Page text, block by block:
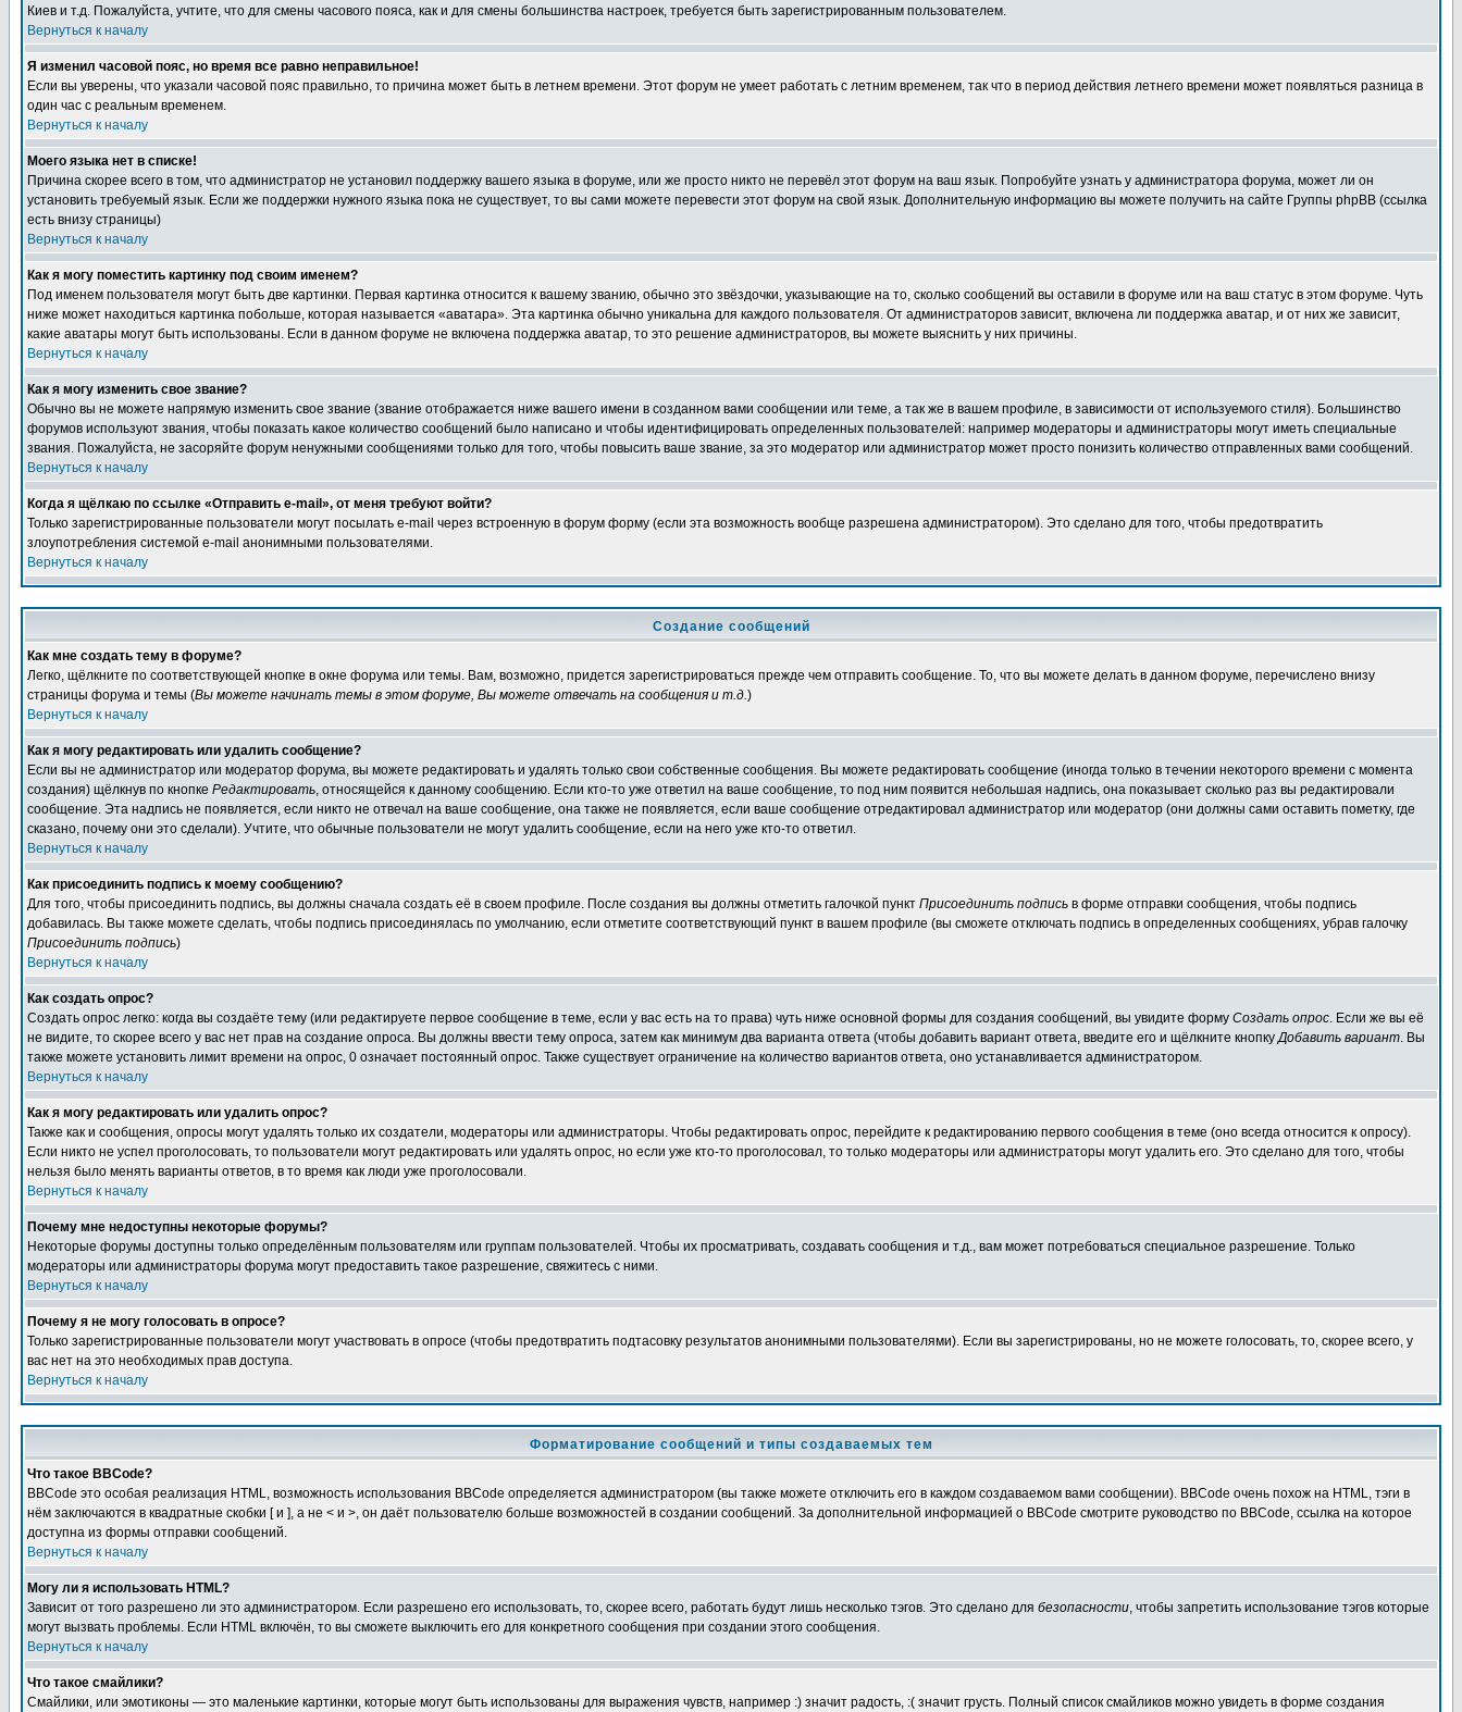
Киев и т.д. Пожалуйста, учтите, что для смены часового пояса, как и для смены большинства настроек, требуется быть зарегистрированным пользователем.
Вернуться к началу
Я изменил часовой пояс, но время все равно неправильное!
Если вы уверены, что указали часовой пояс правильно, то причина может быть в летнем времени. Этот форум не умеет работать с летним временем, так что в период действия летнего времени может появляться разница в
один час с реальным временем.
Вернуться к началу
Моего языка нет в списке!
Причина скорее всего в том, что администратор не установил поддержку вашего языка в форуме, или же просто никто не перевёл этот форум на ваш язык. Попробуйте узнать у администратора форума, может ли он
установить требуемый язык. Если же поддержки нужного языка пока не существует, то вы сами можете перевести этот форум на свой язык. Дополнительную информацию вы можете получить на сайте Группы phpBB (ссылка
есть внизу страницы)
Вернуться к началу
Как я могу поместить картинку под своим именем?
Под именем пользователя могут быть две картинки. Первая картинка относится к вашему званию, обычно это звёздочки, указывающие на то, сколько сообщений вы оставили в форуме или на ваш статус в этом форуме. Чуть
ниже может находиться картинка побольше, которая называется «аватара». Эта картинка обычно уникальна для каждого пользователя. От администраторов зависит, включена ли поддержка аватар, и от них же зависит,
какие аватары могут быть использованы. Если в данном форуме не включена поддержка аватар, то это решение администраторов, вы можете выяснить у них причины.
Вернуться к началу
Как я могу изменить свое звание?
Обычно вы не можете напрямую изменить свое звание (звание отображается ниже вашего имени в созданном вами сообщении или теме, а так же в вашем профиле, в зависимости от используемого стиля). Большинство
форумов используют звания, чтобы показать какое количество сообщений было написано и чтобы идентифицировать определенных пользователей: например модераторы и администраторы могут иметь специальные
звания. Пожалуйста, не засоряйте форум ненужными сообщениями только для того, чтобы повысить ваше звание, за это модератор или администратор может просто понизить количество отправленных вами сообщений.
Вернуться к началу
Когда я щёлкаю по ссылке «Отправить e-mail», от меня требуют войти?
Только зарегистрированные пользователи могут посылать e-mail через встроенную в форум форму (если эта возможность вообще разрешена администратором). Это сделано для того, чтобы предотвратить
злоупотребления системой e-mail анонимными пользователями.
Вернуться к началу
Создание сообщений
Как мне создать тему в форуме?
Легко, щёлкните по соответствующей кнопке в окне форума или темы. Вам, возможно, придется зарегистрироваться прежде чем отправить сообщение. То, что вы можете делать в данном форуме, перечислено внизу
страницы форума и темы (Вы можете начинать темы в этом форуме, Вы можете отвечать на сообщения и т.д.)
Вернуться к началу
Как я могу редактировать или удалить сообщение?
Если вы не администратор или модератор форума, вы можете редактировать и удалять только свои собственные сообщения. Вы можете редактировать сообщение (иногда только в течении некоторого времени с момента
создания) щёлкнув по кнопке Редактировать, относящейся к данному сообщению. Если кто-то уже ответил на ваше сообщение, то под ним появится небольшая надпись, она показывает сколько раз вы редактировали
сообщение. Эта надпись не появляется, если никто не отвечал на ваше сообщение, она также не появляется, если ваше сообщение отредактировал администратор или модератор (они должны сами оставить пометку, где
сказано, почему они это сделали). Учтите, что обычные пользователи не могут удалить сообщение, если на него уже кто-то ответил.
Вернуться к началу
Как присоединить подпись к моему сообщению?
Для того, чтобы присоединить подпись, вы должны сначала создать её в своем профиле. После создания вы должны отметить галочкой пункт Присоединить подпись в форме отправки сообщения, чтобы подпись
добавилась. Вы также можете сделать, чтобы подпись присоединялась по умолчанию, если отметите соответствующий пункт в вашем профиле (вы сможете отключать подпись в определенных сообщениях, убрав галочку
Присоединить подпись)
Вернуться к началу
Как создать опрос?
Создать опрос легко: когда вы создаёте тему (или редактируете первое сообщение в теме, если у вас есть на то права) чуть ниже основной формы для создания сообщений, вы увидите форму Создать опрос. Если же вы её
не видите, то скорее всего у вас нет прав на создание опроса. Вы должны ввести тему опроса, затем как минимум два варианта ответа (чтобы добавить вариант ответа, введите его и щёлкните кнопкуДобавить вариант. Вы
также можете установить лимит времени на опрос, 0 означает постоянный опрос. Также существует ограничение на количество вариантов ответа, оно устанавливается администратором.
Вернуться к началу
Как я могу редактировать или удалить опрос?
Также как и сообщения, опросы могут удалять только их создатели, модераторы или администраторы. Чтобы редактировать опрос, перейдите к редактированию первого сообщения в теме (оно всегда относится к опросу).
Если никто не успел проголосовать, то пользователи могут редактировать или удалять опрос, но если уже кто-то проголосовал, то только модераторы или администраторы могут удалить его. Это сделано для того, чтобы
нельзя было менять варианты ответов, в то время как люди уже проголосовали.
Вернуться к началу
Почему мне недоступны некоторые форумы?
Некоторые форумы доступны только определённым пользователям или группам пользователей. Чтобы их просматривать, создавать сообщения и т.д., вам может потребоваться специальное разрешение. Только
модераторы или администраторы форума могут предоставить такое разрешение, свяжитесь с ними.
Вернуться к началу
Почему я не могу голосовать в опросе?
Только зарегистрированные пользователи могут участвовать в опросе (чтобы предотвратить подтасовку результатов анонимными пользователями). Если вы зарегистрированы, но не можете голосовать, то, скорее всего, у
вас нет на это необходимых прав доступа.
Вернуться к началу
Форматирование сообщений и типы создаваемых тем
Что такое BBCode?
BBCode это особая реализация HTML, возможность использования BBCode определяется администратором (вы также можете отключить его в каждом создаваемом вами сообщении). BBCode очень похож на HTML, тэги в
нём заключаются в квадратные скобки [ и ], а не < и >, он даёт пользователю больше возможностей в создании сообщений. За дополнительной информацией о BBCode смотрите руководство по BBCode, ссылка на которое
доступна из формы отправки сообщений.
Вернуться к началу
Могу ли я использовать HTML?
Зависит от того разрешено ли это администратором. Если разрешено его использовать, то, скорее всего, работать будут лишь несколько тэгов. Это сделано для безопасности, чтобы запретить использование тэгов которые
могут вызвать проблемы. Если HTML включён, то вы сможете выключить его для конкретного сообщения при создании этого сообщения.
Вернуться к началу
Что такое смайлики?
Смайлики, или эмотиконы — это маленькие картинки, которые могут быть использованы для выражения чувств, например :) значит радость, :( значит грусть. Полный список смайликов можно увидеть в форме создания